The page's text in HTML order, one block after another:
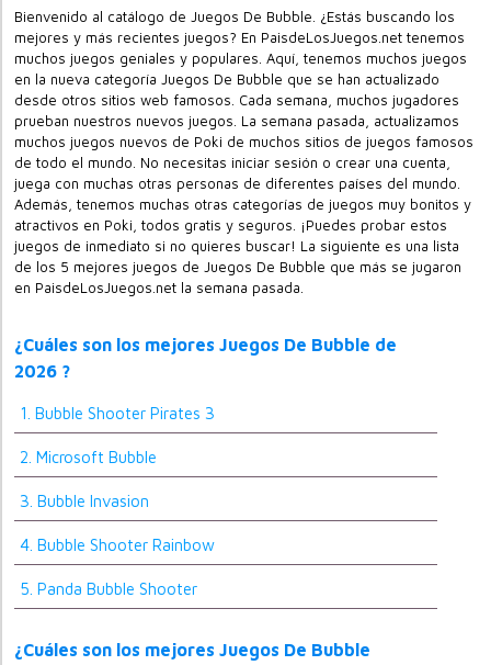
Bienvenido al catálogo de Juegos De Bubble. ¿Estás buscando los
mejores y más recientes juegos? En PaisdeLosJuegos.net tenemos
muchos juegos geniales y populares. Aquí, tenemos muchos juegos
en la nueva categoría Juegos De Bubble que se han actualizado
desde otros sitios web famosos. Cada semana, muchos jugadores
prueban nuestros nuevos juegos. La semana pasada, actualizamos
muchos juegos nuevos de Poki de muchos sitios de juegos famosos
de todo el mundo. No necesitas iniciar sesión o crear una cuenta,
juega con muchas otras personas de diferentes países del mundo.
Además, tenemos muchas otras categorías de juegos muy bonitos y
atractivos en Poki, todos gratis y seguros. ¡Puedes probar estos
juegos de inmediato si no quieres buscar! La siguiente es una lista
de los 5 mejores juegos de Juegos De Bubble que más se jugaron
en PaisdeLosJuegos.net la semana pasada.
¿Cuáles son los mejores Juegos De Bubble de
2026 ?
1. Bubble Shooter Pirates 3
2. Microsoft Bubble
3. Bubble Invasion
4. Bubble Shooter Rainbow
5. Panda Bubble Shooter
¿Cuáles son los mejores Juegos De Bubble